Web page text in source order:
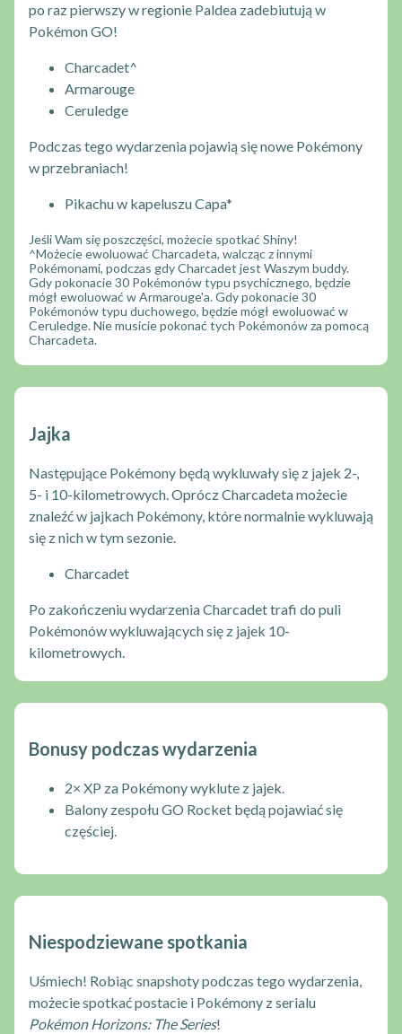
po raz pierwszy w regionie Paldea zadebiutują w
Pokémon GO!
Charcadet^
Armarouge
Ceruledge
Podczas tego wydarzenia pojawią się nowe Pokémony
w przebraniach!
Pikachu w kapeluszu Capa*
Jeśli Wam się poszczęści, możecie spotkać Shiny!
^Możecie ewoluować Charcadeta, walcząc z innymi
Pokémonami, podczas gdy Charcadet jest Waszym buddy.
Gdy pokonacie 30 Pokémonów typu psychicznego, będzie
mógł ewoluować w Armarouge'a. Gdy pokonacie 30
Pokémonów typu duchowego, będzie mógł ewoluować w
Ceruledge. Nie musicie pokonać tych Pokémonów za pomocą
Charcadeta.
Jajka
Następujące Pokémony będą wykluwały się z jajek 2-,
5- i 10-kilometrowych. Oprócz Charcadeta możecie
znaleźć w jajkach Pokémony, które normalnie wykluwają
się z nich w tym sezonie.
Charcadet
Po zakończeniu wydarzenia Charcadet trafi do puli
Pokémonów wykluwających się z jajek 10-
kilometrowych.
Bonusy podczas wydarzenia
2× XP za Pokémony wyklute z jajek.
Balony zespołu GO Rocket będą pojawiać się
częściej.
Niespodziewane spotkania
Uśmiech! Robiąc snapshoty podczas tego wydarzenia,
możecie spotkać postacie i Pokémony z serialu
Pokémon Horizons: The Series!